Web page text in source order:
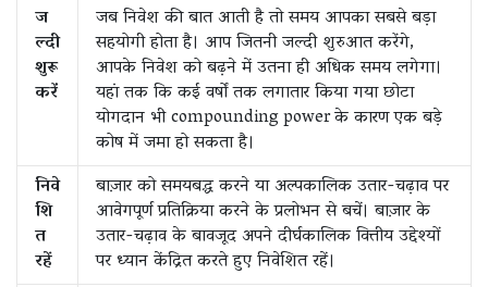
ज
ल्दी
शुरू
करें
जब निवेश की बात आती है तो समय आपका सबसे बड़ा
सहयोगी होता है। आप जितनी जल्दी शुरुआत करेंगे,
आपके निवेश को बढ़ने में उतना ही अधिक समय लगेगा।
यहां तक कि कई वर्षों तक लगातार किया गया छोटा
योगदान भी compounding power के कारण एक बड़े
कोष में जमा हो सकता है।
निवे
शि
त
रहें
बाज़ार को समयबद्ध करने या अल्पकालिक उतार-चढ़ाव पर
आवेगपूर्ण प्रतिक्रिया करने के प्रलोभन से बचें। बाज़ार के
उतार-चढ़ाव के बावजूद अपने दीर्घकालिक वित्तीय उद्देश्यों
पर ध्यान केंद्रित करते हुए निवेशित रहें।